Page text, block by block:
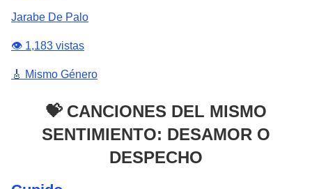
Jarabe De Palo
👁️ 1,183 vistas
🎸 Mismo Género
💝 CANCIONES DEL MISMO
SENTIMIENTO: DESAMOR O
DESPECHO